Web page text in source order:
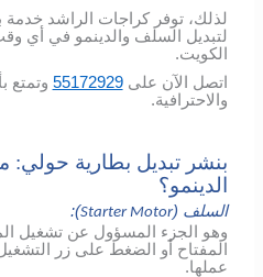
لذلك، توفر كراجات الراشد خدمة
لتبديل السلف والدينمو في أي
الكويت.
اتصل الآن على55172929 وتمتع
والاحترافية.
بنشر تبديل بطارية حولي:
الدينمو؟
السلف (Starter Motor
):
وهو الجزء المسؤول عن تشغيل
المفتاح أو الضغط على زر
عملها.